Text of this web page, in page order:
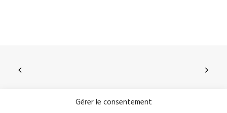
Gérer le consentement